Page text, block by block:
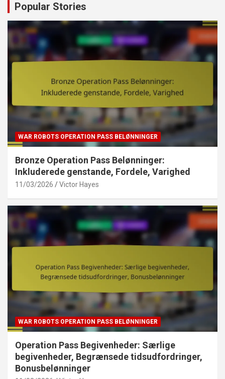
Popular Stories
WAR ROBOTS OPERATION PASS BELØNNINGER
Bronze Operation Pass Belønninger:
Inkluderede genstande, Fordele, Varighed
11/03/2026 Victor Hayes
WAR ROBOTS OPERATION PASS BELØNNINGER
Operation Pass Begivenheder: Særlige
begivenheder, Begrænsede tidsudfordringer,
Bonusbelønninger